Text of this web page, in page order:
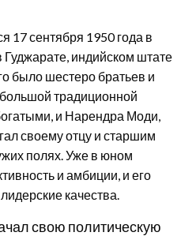
17 сентября 1950 года в
индийском штате
было шестеро братьев и
традиционной
и Нарендра Моди,
своему отцу и старшим
полях. Уже в юном
и амбиции, и его
качества.
свою политическую